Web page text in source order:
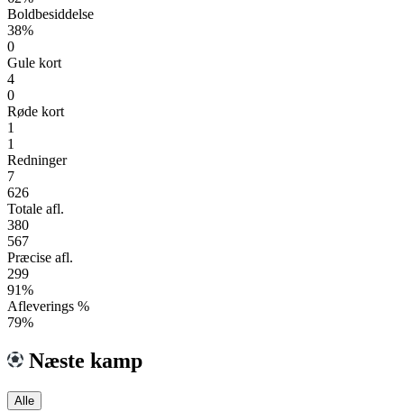
Boldbesiddelse
38%
0
Gule kort
4
0
Røde kort
1
1
Redninger
7
626
Totale afl.
380
567
Præcise afl.
299
91%
Afleverings %
79%
Næste kamp
Alle